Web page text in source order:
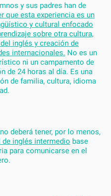
y sus padres han de
que esta experiencia es un
y cultural enfocado
sobre otra cultura,
inglés y creación de
internacionales. No es un
ni un campamento de
de 24 horas al día. Es una
de familia, cultura, idioma
deberá tener, por lo menos,
de inglés intermedio base
para comunicarse en el